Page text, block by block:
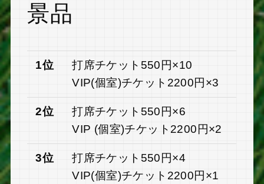
景品
1位
打席チケット550円×10
VIP(個室)チケット2200円×3
2位
打席チケット550円×6
VIP (個室)チケット2200円×2
3位
打席チケット550円×4
VIP(個室)チケット2200円×1